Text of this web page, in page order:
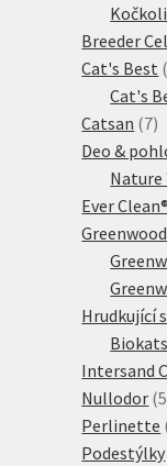
Breeder
Cat's Best
Cat's
Catsan 77
Deo &
Ever Clean®
Hrudkující
Biokats
Intersand
Nullodor 5
Perlinette
Podestýlky